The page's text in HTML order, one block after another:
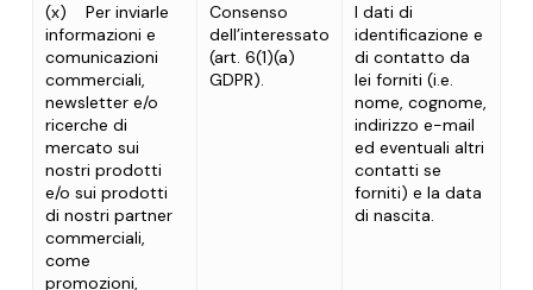
(x) Per inviarle
informazioni e
comunicazioni
commerciali,
newsletter e/o
ricerche di
mercato sui
nostri prodotti
e/o sui prodotti
di nostri partner
commerciali,
come
promozioni,
Consenso
dell’interessato
(art. 6(1)(a)
GDPR).
I dati di
identificazione e
di contatto da
lei forniti (i.e.
nome, cognome,
indirizzo e-mail
ed eventuali altri
contatti se
forniti) e la data
di nascita.